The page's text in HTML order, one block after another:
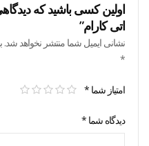
اولین کسی باشید که
اتی کارام”
نشانی ایمیل شما منتشر نخواهد شد.
*
امتیاز شما *
دیدگاه شما *